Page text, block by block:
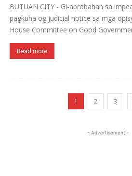
BUTUAN CITY - Gi-aprobahan sa
pagkuha og judicial notice sa mga
House Committee on Good
Read more
1 2 3
- Advertisement -